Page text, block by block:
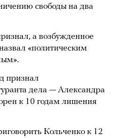
свободы на два
а возбужденное
«политическим
признал
дела — Александра
к 10 годам лишения
Кольченко к 12